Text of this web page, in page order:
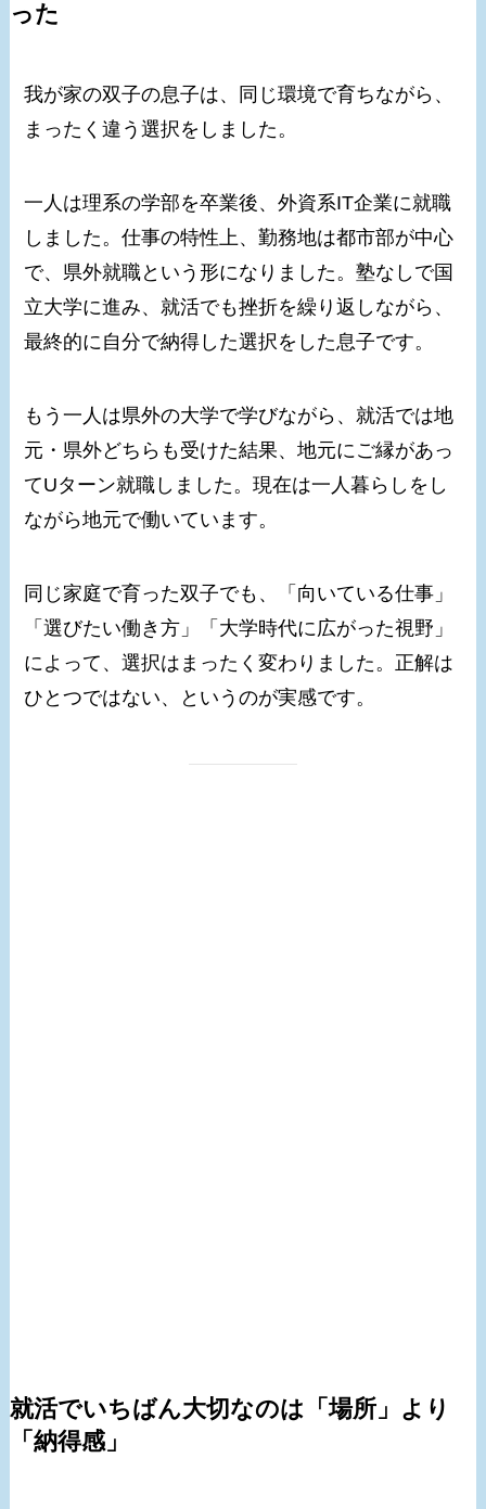
った
我が家の双子の息子は、同じ環境で育ちながら、
まったく違う選択をしました。
一人は理系の学部を卒業後、外資系IT企業に就職
しました。仕事の特性上、勤務地は都市部が中心
で、県外就職という形になりました。塾なしで国
立大学に進み、就活でも挫折を繰り返しながら、
最終的に自分で納得した選択をした息子です。
もう一人は県外の大学で学びながら、就活では地
元・県外どちらも受けた結果、地元にご縁があっ
てUターン就職しました。現在は一人暮らしをし
ながら地元で働いています。
同じ家庭で育った双子でも、「向いている仕事」
「選びたい働き方」「大学時代に広がった視野」
によって、選択はまったく変わりました。正解は
ひとつではない、というのが実感です。
就活でいちばん大切なのは「場所」より
「納得感」